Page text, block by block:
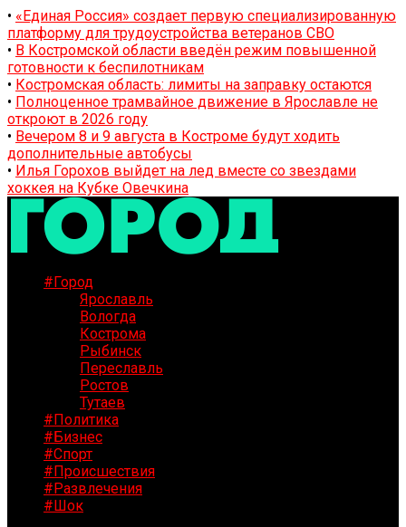
• «Единая Россия» создает первую специализированную
платформу для трудоустройства ветеранов СВО
• В Костромской области введён режим повышенной
готовности к беспилотникам
• Костромская область: лимиты на заправку остаются
• Полноценное трамвайное движение в Ярославле не
откроют в 2026 году
• Вечером 8 и 9 августа в Костроме будут ходить
дополнительные автобусы
• Илья Горохов выйдет на лед вместе со звездами
хоккея на Кубке Овечкина
#Город
Ярославль
Вологда
Кострома
Рыбинск
Переславль
Ростов
Тутаев
#Политика
#Бизнес
#Спорт
#Происшествия
#Развлечения
#Шок